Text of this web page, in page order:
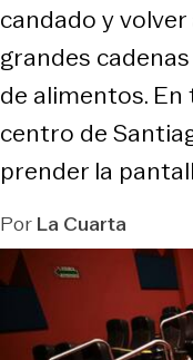
candado y
grandes
de alimentos.
centro de
prender la
PorLa Cuarta